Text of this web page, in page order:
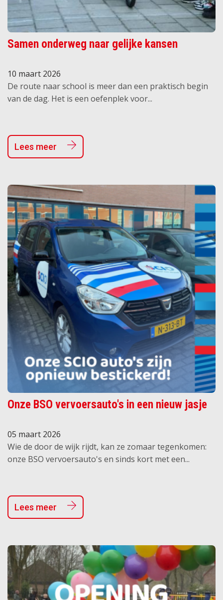
Samen onderweg naar gelijke kansen
10 maart 2026
De route naar school is meer dan een praktisch begin
van de dag. Het is een oefenplek voor...
Lees meer
Onze BSO vervoersauto's in een nieuw jasje
05 maart 2026
Wie de door de wijk rijdt, kan ze zomaar tegenkomen:
onze BSO vervoersauto's en sinds kort met een...
Lees meer